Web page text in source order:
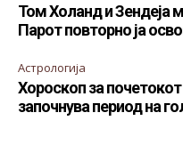
Том Холанд и Зендеја
Парот повторно ја
Астрологија
Хороскоп за почетокот
започнува период на